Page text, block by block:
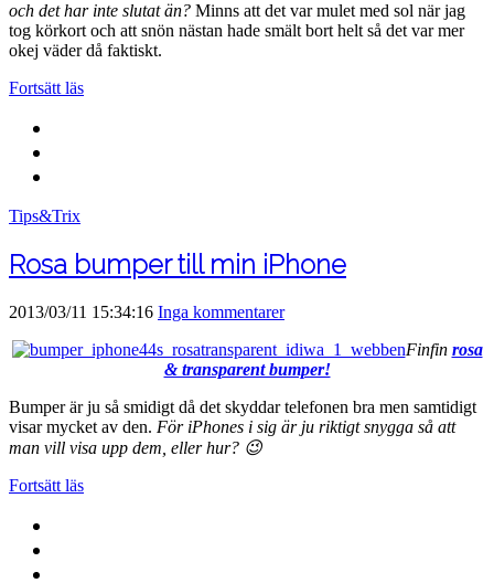
och det har inte slutat än? Minns att det var mulet med sol när jag
tog körkort och att snön nästan hade smält bort helt så det var mer
okej väder då faktiskt.
Fortsätt läs
Tips&Trix
Rosa bumper till min iPhone
2013/03/11 15:34:16 Inga kommentarer
Finfin rosa
& transparent bumper!
Bumper är ju så smidigt då det skyddar telefonen bra men samtidigt
visar mycket av den. För iPhones i sig är ju riktigt snygga så att
man vill visa upp dem, eller hur? 😉
Fortsätt läs